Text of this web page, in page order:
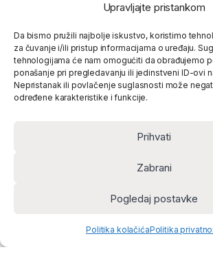
Upravljajte pristankom
Da bismo pružili najbolje iskustvo, koristimo
za čuvanje i/ili pristup informacijama o uređaju.
tehnologijama će nam omogućiti da obrađujemo
ponašanje pri pregledavanju ili jedinstveni ID-ovi
Nepristanak ili povlačenje suglasnosti može
određene karakteristike i funkcije.
Prihvati
Zabrani
Pogledaj postavke
Politika kolačićaPolitika
Account Cart